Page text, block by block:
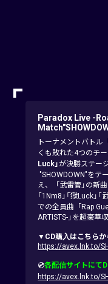
Paradox Live -
トーナメントバトル
くも敗れた4つのチ
Luck」が決勝ステー
"SHOWDOWN"をテ
え、「武雷管」の新曲
「1Nm8」「獄Luck」
での全員曲「Rap
ARTISTS-」を超豪華
▼CD購入はこちらか
https://avex.lnk.to/
💿各配信サイトにて
https://avex.lnk.to/